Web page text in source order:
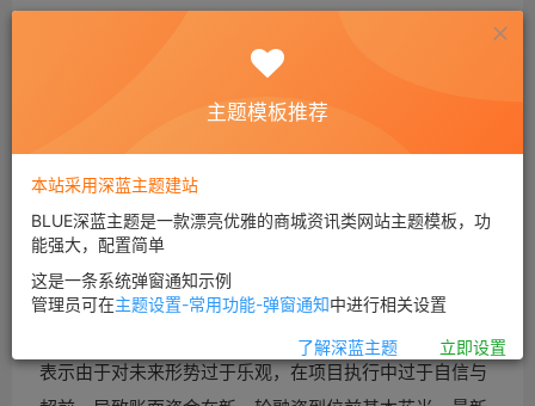
还沉浸在年会快乐中的一起唱员工在3日晚收到了
CEO尹桑宣布融资失败的内部信，信中尹桑表示由于自己
的失误，公司最新融资失败，已无法发出全体员工一个月
的工资，公司正尽力解决财务问题和人事安排，这个冬天
有点冷。
部信，表示公司已无法维持员工工资，账面资金与不动产
变卖也难以维持全体员工一个月的工资。尹桑在内部信中
表示由于对未来形势过于乐观，在项目执行中过于自信与
主题模板推荐
本站采用深蓝主题建站
BLUE深蓝主题是一款漂亮优雅的商城资讯类网站主题模板，功
能强大，配置简单
这是一条系统弹窗通知示例
管理员可在主题设置-常用功能-弹窗通知中进行相关设置
了解深蓝主题 立即设置